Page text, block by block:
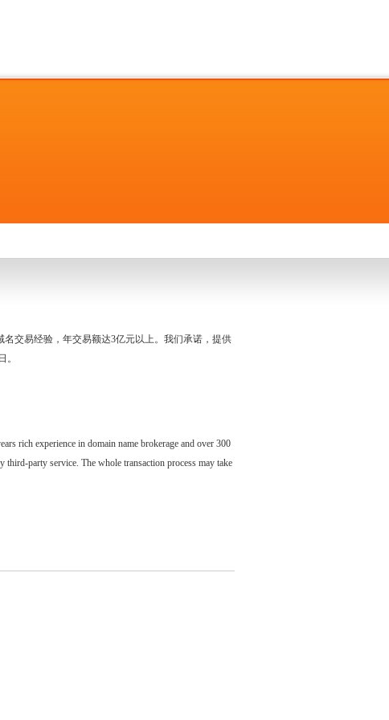
交易经验，年交易额达3亿元以上。我们承诺，提供
。
rich experience in domain name brokerage and over 300
party service. The whole transaction process may take